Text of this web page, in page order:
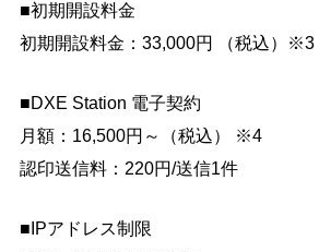
■初期開設料金
初期開設料金：33,000円 （税込）※3
■DXE Station 電子契約
月額：16,500円～（税込） ※4
認印送信料：220円/送信1件
■IPアドレス制限